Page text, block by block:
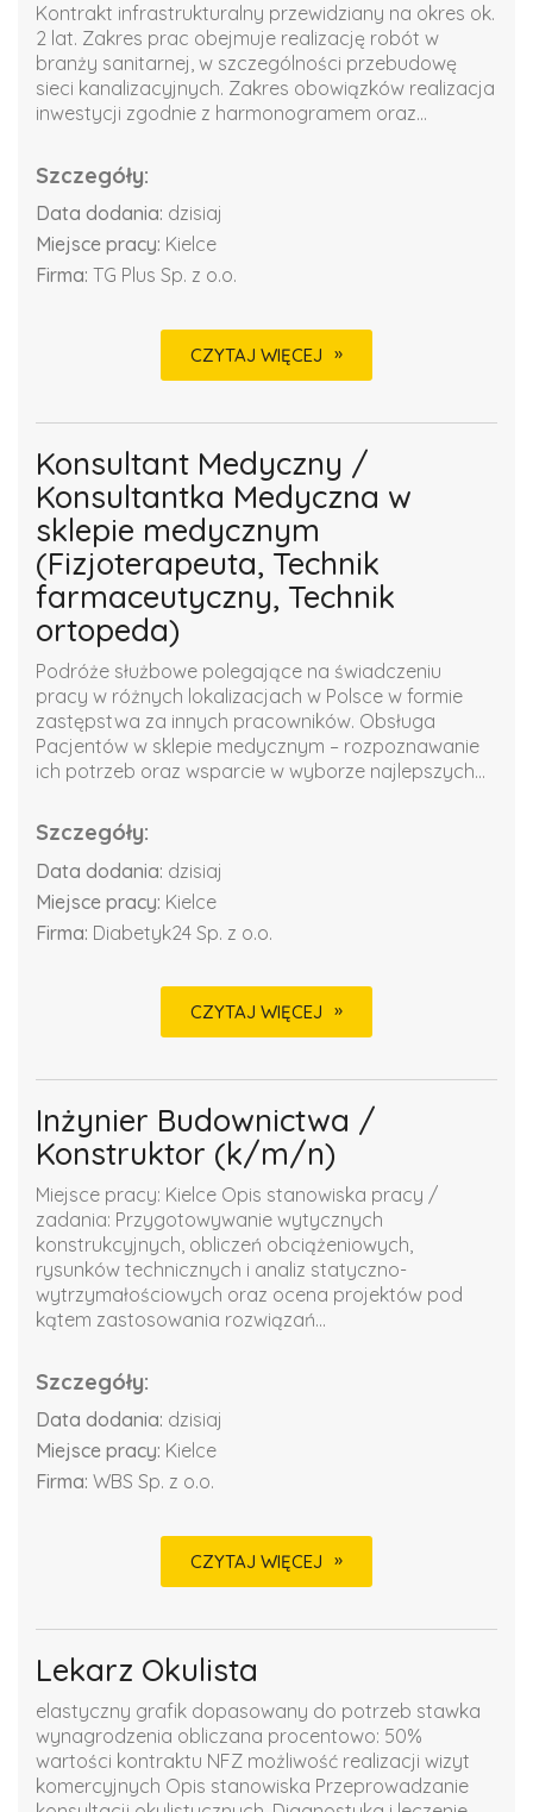
Kontrakt infrastrukturalny przewidziany na okres ok.
2 lat. Zakres prac obejmuje realizację robót w
branży sanitarnej, w szczególności przebudowę
sieci kanalizacyjnych. Zakres obowiązków realizacja
inwestycji zgodnie z harmonogramem oraz...
Szczegóły:
Data dodania: dzisiaj
Miejsce pracy: Kielce
Firma: TG Plus Sp. z o.o.
CZYTAJ WIĘCEJ
Konsultant Medyczny /
Konsultantka Medyczna w
sklepie medycznym
(Fizjoterapeuta, Technik
farmaceutyczny, Technik
ortopeda)
Podróże służbowe polegające na świadczeniu
pracy w różnych lokalizacjach w Polsce w formie
zastępstwa za innych pracowników. Obsługa
Pacjentów w sklepie medycznym – rozpoznawanie
ich potrzeb oraz wsparcie w wyborze najlepszych...
Szczegóły:
Data dodania: dzisiaj
Miejsce pracy: Kielce
Firma: Diabetyk24 Sp. z o.o.
CZYTAJ WIĘCEJ
Inżynier Budownictwa /
Konstruktor (k/m/n)
Miejsce pracy: Kielce Opis stanowiska pracy /
zadania: Przygotowywanie wytycznych
konstrukcyjnych, obliczeń obciążeniowych,
rysunków technicznych i analiz statyczno-
wytrzymałościowych oraz ocena projektów pod
kątem zastosowania rozwiązań...
Szczegóły:
Data dodania: dzisiaj
Miejsce pracy: Kielce
Firma: WBS Sp. z o.o.
CZYTAJ WIĘCEJ
Lekarz Okulista
elastyczny grafik dopasowany do potrzeb stawka
wynagrodzenia obliczana procentowo: 50%
wartości kontraktu NFZ możliwość realizacji wizyt
komercyjnych Opis stanowiska Przeprowadzanie